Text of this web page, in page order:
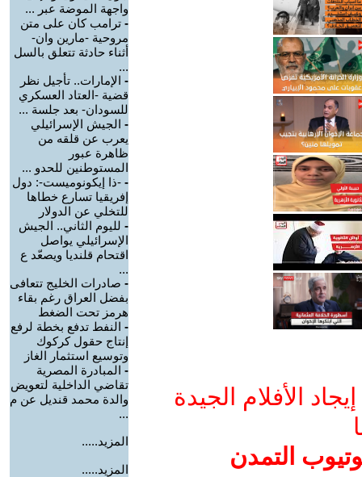
الأفلام الجيدة
التمدن
واجهة الموضة عبر ...
- ترامب كان على متن
مروحية -مارين وان-
أثناء حادثة تتعلق بالسل
...
- الإمارات.. تأجيل نظر
قضية -العتاد العسكري
للسودان- بعد جلسة ...
- الجيش الإسرائيلي
يعرب عن قلقه من
ظاهرة عبور
المستوطنين للحدو ...
- -ذا إيكونوميست-: دول
إفريقيا تسارع خطاها
للتخلي عن الدولار
- لليوم الثاني.. الجيش
الإسرائيلي يواصل
اقتحام قلنديا ويصعّد ع
...
- صادرات الخليج تتعافى
بفضل العراق رغم بقاء
هرمز تحت الضغط
- النفط تدفع بخطة لرفع
إنتاج حقول كركوك
وتوسيع استثمار الغاز
- المبادرة المصرية
تقاضي الداخلية لتعويض
والدة محمد قنديل عن م
...
المزيد.....
المزيد.....